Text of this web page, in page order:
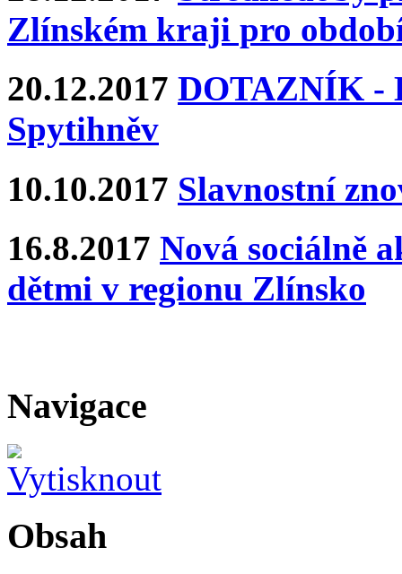
Zlínském kraji pro
20.12.2017 DOTAZNÍK -
Spytihněv
10.10.2017 Slavnostní
16.8.2017 Nová sociálně
dětmi v regionu Zlínsko
Navigace
Obsah